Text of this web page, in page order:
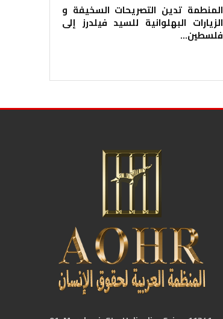
المنطمة تدين التصريحات السخيفة و
الزيارات البهلوانية للسيد فيلدرز إلى
فلسطين…